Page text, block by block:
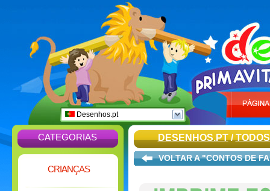
Desenhos.pt
CATEGORIAS
CRIANÇAS
DESENHOS.PT/
VOLTAR A "CONTOS DE